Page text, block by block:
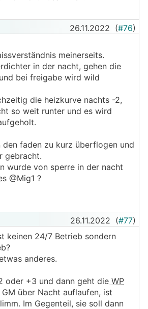
26.11.2022 (#76)
meinerseits.
in der nacht, gehen die
bei freigabe wird wild
die heizkurve nachts -2,
so weit runter und es wird
faden zu kurz überflogen und
gebracht.
wurde von sperre in der nacht
@Mig1 ?
26.11.2022 (#77)
keinen 24/7 Betrieb sondern
anderes.
oder +3 und dann geht die WP
über Nacht auflaufen, ist
Im Gegenteil, sie soll dann